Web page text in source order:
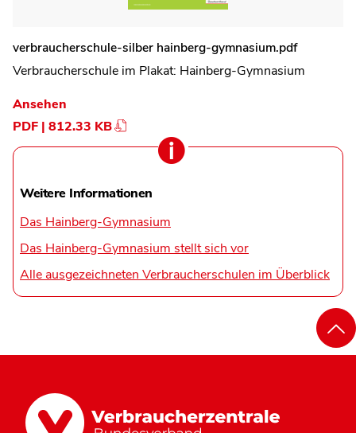
verbraucherschule-silber hainberg-gymnasium.pdf
Verbraucherschule im Plakat: Hainberg-Gymnasium
Ansehen
PDF | 812.33 KB
Weitere Informationen
Das Hainberg-Gymnasium
Das Hainberg-Gymnasium stellt sich vor
Alle ausgezeichneten Verbraucherschulen im Überblick